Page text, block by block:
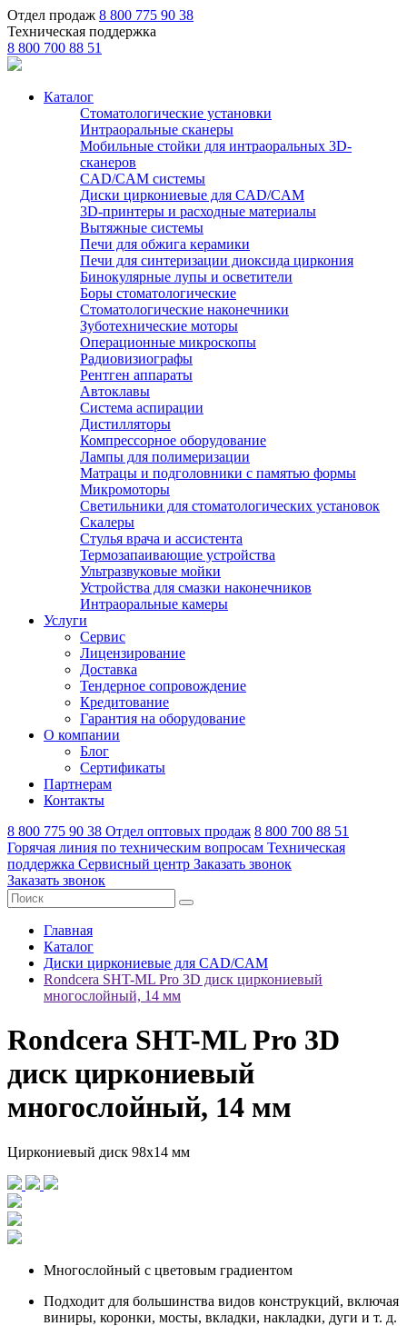
Отдел продаж 8 800 775 90 38
Техническая поддержка
8 800 700 88 51
Каталог
Стоматологические установки
Интраоральные сканеры
Мобильные стойки для интраоральных 3D-
сканеров
CAD/CAM системы
Диски циркониевые для CAD/CAM
3D-принтеры и расходные материалы
Вытяжные системы
Печи для обжига керамики
Печи для синтеризации диоксида циркония
Бинокулярные лупы и осветители
Боры стоматологические
Стоматологические наконечники
Зуботехнические моторы
Операционные микроскопы
Радиовизиографы
Рентген аппараты
Автоклавы
Система аспирации
Дистилляторы
Компрессорное оборудование
Лампы для полимеризации
Матрацы и подголовники с памятью формы
Микромоторы
Светильники для стоматологических установок
Скалеры
Стулья врача и ассистента
Термозапаивающие устройства
Ультразвуковые мойки
Устройства для смазки наконечников
Интраоральные камеры
Услуги
Сервис
Лицензирование
Доставка
Тендерное сопровождение
Кредитование
Гарантия на оборудование
О компании
Блог
Сертификаты
Партнерам
Контакты
8 800 775 90 38 Отдел оптовых продаж 8 800 700 88 51
Горячая линия по техническим вопросам Техническая
поддержка Сервисный центр Заказать звонок
Заказать звонок
Главная
Каталог
Диски циркониевые для CAD/CAM
Rondcera SHT-ML Pro 3D диск циркониевый
многослойный, 14 мм
Rondcera SHT-ML Pro 3D
диск циркониевый
многослойный, 14 мм
Циркониевый диск 98х14 мм
Многослойный с цветовым градиентом
Подходит для большинства видов конструкций, включая
виниры, коронки, мосты, вкладки, накладки, дуги и т. д.